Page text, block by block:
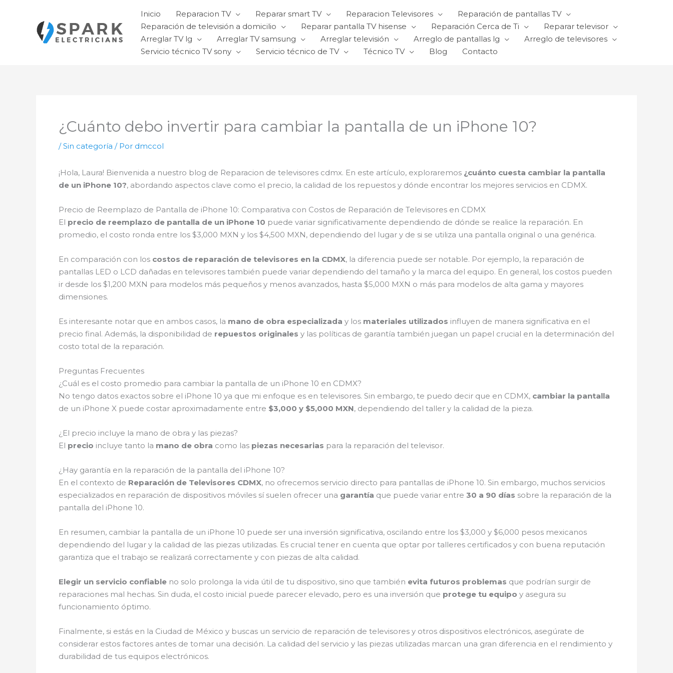
contenido
Inicio Reparacion TV Reparar smart TV Reparacion Televisores
Reparación de pantallas TV
Reparación de televisión a domicilio
Reparar pantalla TV hisense Reparación Cerca de Ti
Reparar televisor
Arreglar TV lg
Arreglar TV samsung Arreglar televisión Arreglo de pantallas lg
Arreglo de televisores
Servicio técnico TV sony
Servicio técnico de TV Técnico TV Blog Contacto
¿Cuánto debo invertir para cambiar la pantalla de un iPhone 10?
/Sin categoría / Por dmccol
¡Hola, Laura! Bienvenida a nuestro blog de Reparacion de televisores cdmx. En este artículo, exploraremos ¿cuánto cuesta cambiar la pantalla
de un iPhone 10?, abordando aspectos clave como el precio, la calidad de los repuestos y dónde encontrar los mejores servicios en CDMX.
Precio de Reemplazo de Pantalla de iPhone 10: Comparativa con Costos de Reparación de Televisores en CDMX
El precio de reemplazo de pantalla de un iPhone 10 puede variar significativamente dependiendo de dónde se realice la reparación. En
promedio, el costo ronda entre los $3,000 MXN y los $4,500 MXN, dependiendo del lugar y de si se utiliza una pantalla original o una genérica.
En comparación con los costos de reparación de televisores en la CDMX, la diferencia puede ser notable. Por ejemplo, la reparación de
pantallas LED o LCD dañadas en televisores también puede variar dependiendo del tamaño y la marca del equipo. En general, los costos pueden
ir desde los $1,200 MXN para modelos más pequeños y menos avanzados, hasta $5,000 MXN o más para modelos de alta gama y mayores
dimensiones.
Es interesante notar que en ambos casos, la mano de obra especializada y los materiales utilizados influyen de manera significativa en el
precio final. Además, la disponibilidad de repuestos originales y las políticas de garantía también juegan un papel crucial en la determinación del
costo total de la reparación.
Preguntas Frecuentes
¿Cuál es el costo promedio para cambiar la pantalla de un iPhone 10 en CDMX?
No tengo datos exactos sobre el iPhone 10 ya que mi enfoque es en televisores. Sin embargo, te puedo decir que en CDMX, cambiar la pantalla
de un iPhone X puede costar aproximadamente entre $3,000 y $5,000 MXN, dependiendo del taller y la calidad de la pieza.
¿El precio incluye la mano de obra y las piezas?
El precio incluye tanto la mano de obra como las piezas necesarias para la reparación del televisor.
¿Hay garantía en la reparación de la pantalla del iPhone 10?
En el contexto de Reparación de Televisores CDMX, no ofrecemos servicio directo para pantallas de iPhone 10. Sin embargo, muchos servicios
especializados en reparación de dispositivos móviles sí suelen ofrecer una garantía que puede variar entre 30 a 90 días sobre la reparación de la
pantalla del iPhone 10.
En resumen, cambiar la pantalla de un iPhone 10 puede ser una inversión significativa, oscilando entre los $3,000 y $6,000 pesos mexicanos
dependiendo del lugar y la calidad de las piezas utilizadas. Es crucial tener en cuenta que optar por talleres certificados y con buena reputación
garantiza que el trabajo se realizará correctamente y con piezas de alta calidad.
Elegir un servicio confiable no solo prolonga la vida útil de tu dispositivo, sino que también evita futuros problemas que podrían surgir de
reparaciones mal hechas. Sin duda, el costo inicial puede parecer elevado, pero es una inversión que protege tu equipo y asegura su
funcionamiento óptimo.
Finalmente, si estás en la Ciudad de México y buscas un servicio de reparación de televisores y otros dispositivos electrónicos, asegúrate de
considerar estos factores antes de tomar una decisión. La calidad del servicio y las piezas utilizadas marcan una gran diferencia en el rendimiento y
durabilidad de tus equipos electrónicos.